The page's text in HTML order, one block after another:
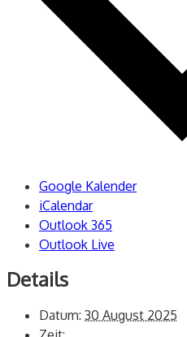
Google Kalender
iCalendar
Outlook 365
Outlook Live
Details
Datum: 30 August 2025